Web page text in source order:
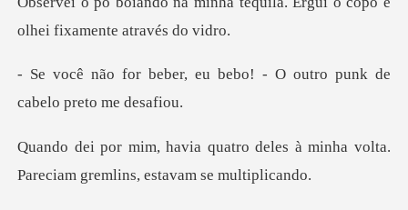
olh
eu bebo! - O outro punk d
deles à minha volta.
Pareciam g